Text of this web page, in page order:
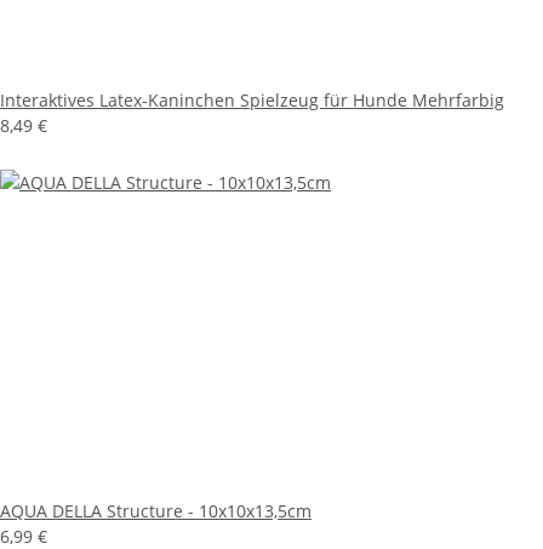
Interaktives Latex-Kaninchen Spielzeug für Hunde Mehrfarbig
8,49 €
AQUA DELLA Structure - 10x10x13,5cm
6,99 €